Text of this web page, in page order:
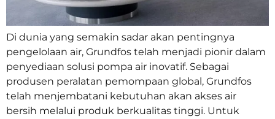
Di dunia yang semakin sadar akan pentingnya
pengelolaan air, Grundfos telah menjadi pionir dalam
penyediaan solusi pompa air inovatif. Sebagai
produsen peralatan pemompaan global, Grundfos
telah menjembatani kebutuhan akan akses air
bersih melalui produk berkualitas tinggi. Untuk